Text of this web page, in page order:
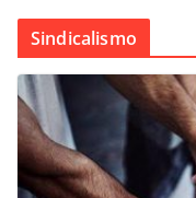
Sindicalismo